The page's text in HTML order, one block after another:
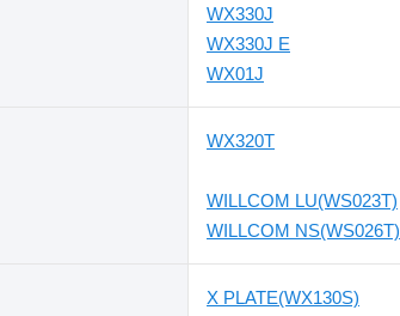
WX330J
WX330J E
WX01J
WX320T
WILLCOM LU(WS023T)
WILLCOM NS(WS026T)
X PLATE(WX130S)